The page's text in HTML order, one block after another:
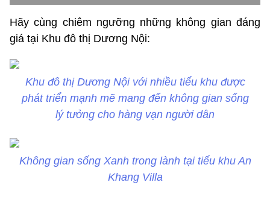
Hãy cùng chiêm ngưỡng những không gian đáng
giá tại Khu đô thị Dương Nội:
Khu đô thị Dương Nội với nhiều tiểu khu được
phát triển mạnh mẽ mang đến không gian sống
lý tưởng cho hàng vạn người dân
Không gian sống Xanh trong lành tại tiểu khu An
Khang Villa